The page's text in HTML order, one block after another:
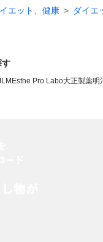
エット、健康
ダイエ
す
Esthe Pro Labo大正製薬明